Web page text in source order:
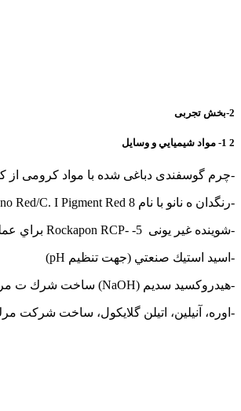
2-بخش تجربی
2 1- مواد شيميايي و وسايل
-چرم گوسفندی دباغی شده با مواد كرومی از
-رنگدان ه نانو با نام Reso-Nano Red/C. I Pigment Red 8 ساخت كشور پاكستان با نام علمي نيز می نامند (شكل 2)
-شوينده غير يونی Rockapon RCP- -5 براي عمليات شستشوی كالا، ساخت شركت SDL انگلستان.
-اسيد استيك صنعتي (جهت تنظيم pH)
-هيدروكسيد سديم (NaOH) ساخت شرك ت مر ك (جهت تنظيم (pH).
-اوره، آنيلين، اتيلن گلايكول، ساخت شركت